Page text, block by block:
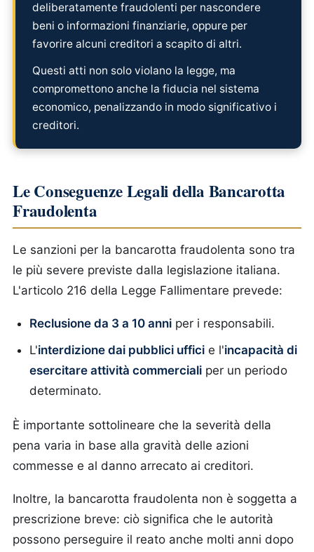
deliberatamente fraudolenti per nascondere
beni o informazioni finanziarie, oppure per
favorire alcuni creditori a scapito di altri.
Questi atti non solo violano la legge, ma
compromettono anche la fiducia nel sistema
economico, penalizzando in modo significativo i
creditori.
Le Conseguenze Legali della Bancarotta
Fraudolenta
Le sanzioni per la bancarotta fraudolenta sono tra
le più severe previste dalla legislazione italiana.
L'articolo 216 della Legge Fallimentare prevede:
Reclusione da 3 a 10 anni per i responsabili.
L'interdizione dai pubblici uffici e l'incapacità di
esercitare attività commerciali per un periodo
determinato.
È importante sottolineare che la severità della
pena varia in base alla gravità delle azioni
commesse e al danno arrecato ai creditori.
Inoltre, la bancarotta fraudolenta non è soggetta a
prescrizione breve: ciò significa che le autorità
possono perseguire il reato anche molti anni dopo